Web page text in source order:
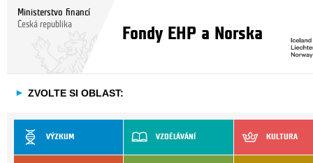
Ministerstvo financí
Česká republika
Fondy EHP a Norska
► ZVOLTE SI OBLAST:
VÝZKUM VZDĚLÁVÁNÍ KULTURA